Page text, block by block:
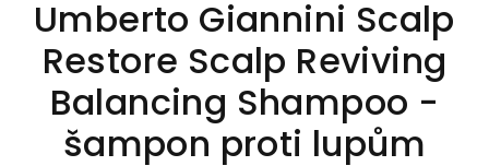
Umberto Giannini Scalp
Restore Scalp Reviving
Balancing Shampoo -
šampon proti lupům